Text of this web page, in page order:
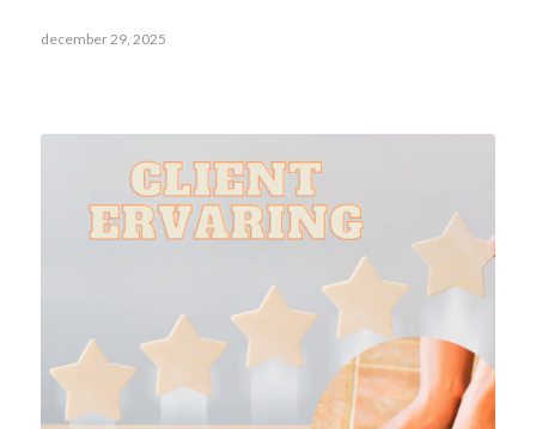
december 29, 2025